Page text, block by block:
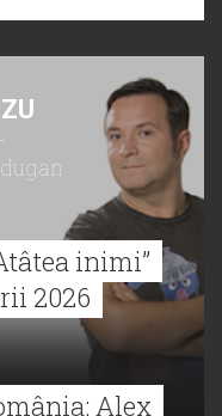
inimi”
2026
Alex